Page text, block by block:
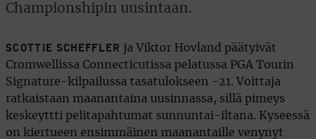
Championshipin uusintaan.
SCOTTIE SCHEFFLER ja Viktor Hovland päätyivät
Cromwellissa Connecticutissa pelatussa PGA Tourin
Signature-kilpailussa tasatulokseen -21. Voittaja
ratkaistaan maanantaina uusinnassa, sillä pimeys
keskeyttti pelitapahtumat sunnuntai-iltana. Kyseessä
on kiertueen ensimmäinen maanantaille venynyt